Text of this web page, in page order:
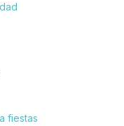
fiestas